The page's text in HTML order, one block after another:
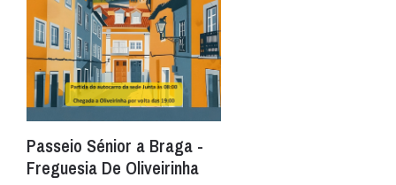
Passeio Sénior a Braga -
Freguesia De Oliveirinha